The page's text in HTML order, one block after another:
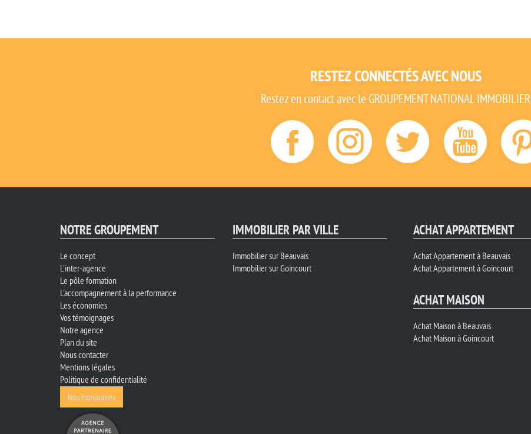
RESTEZ CONNECTÉS AVEC NOUS
Restez en contact avec le GROUPEMENT NATIONAL IMMOBILIER
NOTRE GROUPEMENT
Le concept
L'inter-agence
Le pôle formation
L'accompagnement à la performance
Les économies
Vos témoignages
Notre agence
Plan du site
Nous contacter
Mentions légales
Politique de confidentialité
Nos honoraires
IMMOBILIER PAR VILLE
Immobilier sur Beauvais
Immobilier sur Goincourt
ACHAT APPARTEMENT
Achat Appartement à Beauvais
Achat Appartement à Goincourt
ACHAT MAISON
Achat Maison à Beauvais
Achat Maison à Goincourt